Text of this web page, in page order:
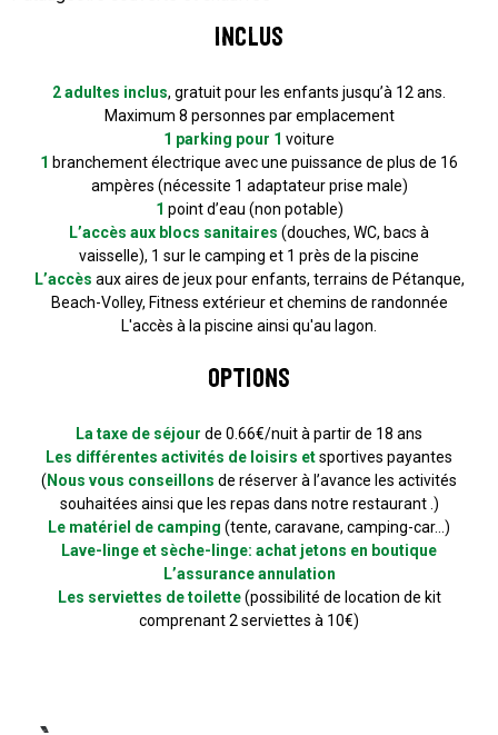
Inclus
2 adultes inclus, gratuit pour les enfants jusqu’à 12 ans.
Maximum 8 personnes par emplacement
1 parking pour 1 voiture
1 branchement électrique avec une puissance de plus de 16
ampères (nécessite 1 adaptateur prise male)
1 point d’eau (non potable)
L’accès aux blocs sanitaires (douches, WC, bacs à
vaisselle), 1 sur le camping et 1 près de la piscine
L’accès aux aires de jeux pour enfants, terrains de Pétanque,
Beach-Volley, Fitness extérieur et chemins de randonnée
L'accès à la piscine ainsi qu'au lagon.
Options
La taxe de séjour de 0.66€/nuit à partir de 18 ans
Les différentes activités de loisirs etsportives payantes
( Nous vous conseillons de réserver à l’avance les activités
souhaitées ainsi que les repas dans notre restaurant .)
Le matériel de camping (tente, caravane, camping-car…)
Lave-linge et sèche-linge: achat jetons en boutique
L’assurance annulation
Les serviettes de toilette(possibilité de location de kit
comprenant 2 serviettes à 10€)